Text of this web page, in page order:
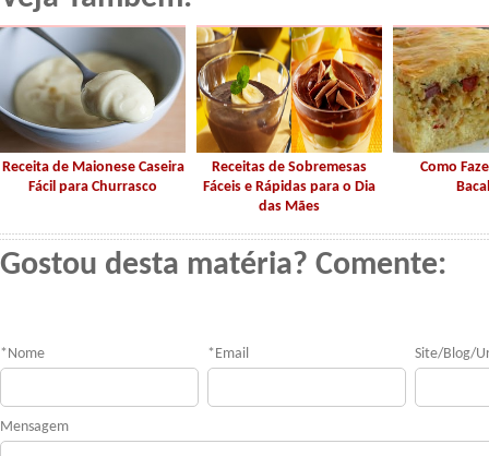
Receita de Maionese Caseira
Fácil para Churrasco
Receitas de Sobremesas
Fáceis e Rápidas para o Dia
das Mães
Como
Gostou desta matéria? Comente:
* Nome * Email Site/Blog/
Mensagem